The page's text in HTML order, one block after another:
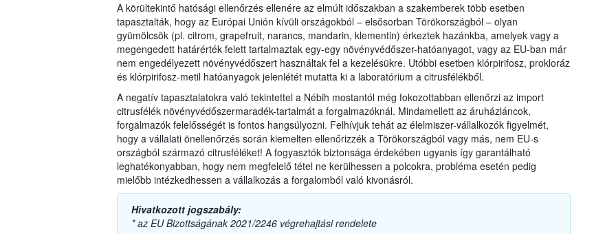
A körültekintő hatósági ellenőrzés ellenére az elmúlt időszakban a szakemberek több esetben
tapasztalták, hogy az Európai Unión kívüli országokból – elsősorban Törökországból – olyan
gyümölcsök (pl. citrom, grapefruit, narancs, mandarin, klementin) érkeztek hazánkba, amelyek vagy a
megengedett határérték felett tartalmaztak egy-egy növényvédőszer-hatóanyagot, vagy az EU-ban már
nem engedélyezett növényvédőszert használtak fel a kezelésükre. Utóbbi esetben klórpirifosz, prokloráz
és klórpirifosz-metil hatóanyagok jelenlétét mutatta ki a laboratórium a citrusfélékből.
A negatív tapasztalatokra való tekintettel a Nébih mostantól még fokozottabban ellenőrzi az import
citrusfélék növényvédőszermaradék-tartalmát a forgalmazóknál. Mindamellett az áruházláncok,
forgalmazók felelősségét is fontos hangsúlyozni. Felhívjuk tehát az élelmiszer-vállalkozók figyelmét,
hogy a vállalati önellenőrzés során kiemelten ellenőrizzék a Törökországból vagy más, nem EU-s
országból származó citrusféléket! A fogyasztók biztonsága érdekében ugyanis így garantálható
leghatékonyabban, hogy nem megfelelő tétel ne kerülhessen a polcokra, probléma esetén pedig
mielőbb intézkedhessen a vállalkozás a forgalomból való kivonásról.
Hivatkozott jogszabály:
* az EU Bizottságának 2021/2246 végrehajtási rendelete